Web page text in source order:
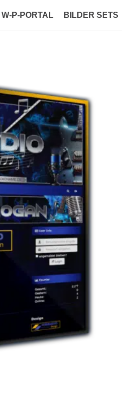
W-P-PORTAL BILDER SETS
Wunschliste
setzen